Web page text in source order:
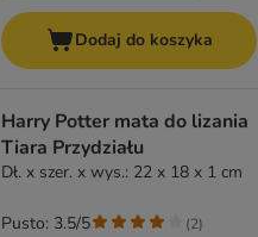
Dodaj do koszyka
Harry Potter mata do lizania
Tiara Przydziału
Dł. x szer. x wys.: 22 x 18 x 1 cm
Pusto: 3.5/5 (2)